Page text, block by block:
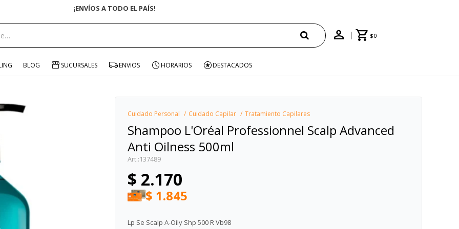
ENVÍO GRATIS EN COMPRAS +$1500 CON CUPÓN "ENVÍO"
$0
BLOG SUCURSALES ENVIOS HORARIOS DESTACADOS
Cuidado Personal Cuidado Capilar Tratamiento Capilares
Shampoo L'Oréal Professionnel Scalp Advanced
Anti Oilness 500ml
137489
$ 2.170
$ 1.845
Lp Se Scalp A-Oily Shp 500 R Vb98